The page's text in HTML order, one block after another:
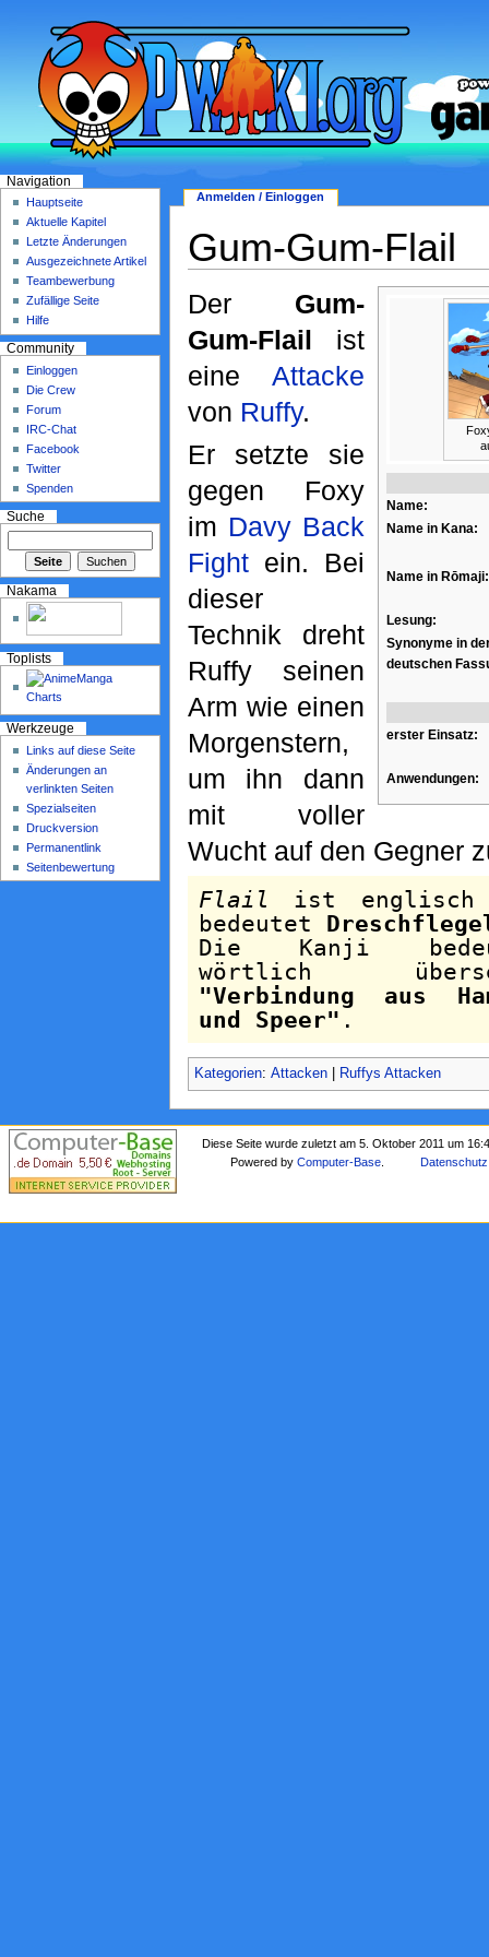
Gum-Gum-Flail
Name:
Name in Kana:
Name in Rōmaji:
Lesung:
Synonyme in
deutschen
erster Einsatz:
Anwendungen:
Der Gum-
Gum-Flail ist
eine Attacke
von Ruffy.
Er setzte sie
gegen Foxy
im Davy Back
Fightein. Bei
dieser
Technik dreht
Ruffy seinen
Arm wie einen
Morgenstern,
um ihn dann
mit voller
Wucht auf den Gegner
Flail
ist englisch
bedeutet
Die Kanji
wörtlich
"Verbindung aus
und Speer" .
Kategorien: Attacken| Ruffys Attacken
Anmelden / Einloggen
Navigation
Hauptseite
Aktuelle Kapitel
Letzte Änderungen
Ausgezeichnete Artikel
Teambewerbung
Zufällige Seite
Hilfe
Community
Einloggen
Die Crew
Forum
IRC-Chat
Facebook
Twitter
Spenden
Suche
Nakama
Toplists
Werkzeuge
Links auf diese Seite
Änderungen an
verlinkten Seiten
Spezialseiten
Druckversion
Permanentlink
Seitenbewertung
Diese Seite wurde zuletzt am 5. Oktober 2011 um
Powered byComputer-Base Datenschutz